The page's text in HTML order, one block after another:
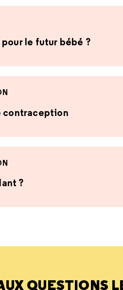
le futur bébé ?
contraception
?
QUESTIONS